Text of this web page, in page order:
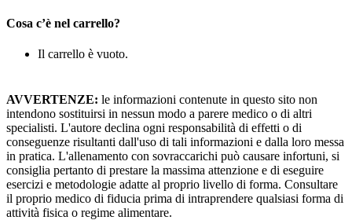
Cosa c’è nel carrello?
Il carrello è vuoto.
AVVERTENZE: le informazioni contenute in questo sito non
intendono sostituirsi in nessun modo a parere medico o di altri
specialisti. L'autore declina ogni responsabilità di effetti o di
conseguenze risultanti dall'uso di tali informazioni e dalla loro messa
in pratica. L'allenamento con sovraccarichi può causare infortuni, si
consiglia pertanto di prestare la massima attenzione e di eseguire
esercizi e metodologie adatte al proprio livello di forma. Consultare
il proprio medico di fiducia prima di intraprendere qualsiasi forma di
attività fisica o regime alimentare.